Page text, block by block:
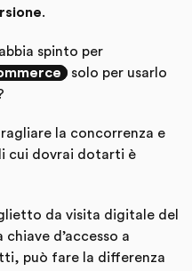
.
spinto per
solo per usarlo
la concorrenza e
cui dovrai dotarti è
da visita digitale del
d’accesso a
può fare la differenza